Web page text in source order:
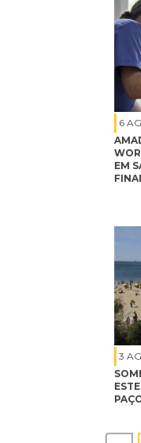
6
EM
3